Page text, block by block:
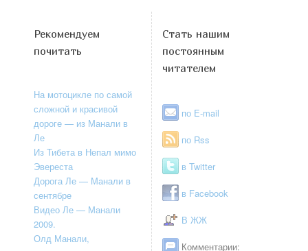
Рекомендуем
почитать
На мотоцикле по самой
сложной и красивой
дороге — из Манали в
Ле
Из Тибета в Непал мимо
Эвереста
Дорога Ле — Манали в
сентябре
Видео Ле — Манали
2009.
Олд Манали,
Стать нашим
постоянным
читателем
по E-mail
по Rss
в Twitter
в Facebook
В ЖЖ
Комментарии: